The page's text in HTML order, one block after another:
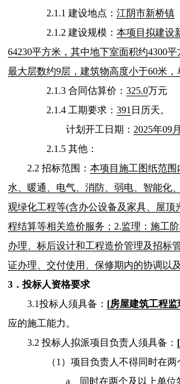
2.1.1 建设地点： 江阴市新桥镇
2.1.2 建设规模： 本项目拟建设
64230平方米，其中地下室面积约4300
最大层数约9层，建筑物高度小于60米
2.1.3 合同估算价： 325.0万元
2.1.4 工期要求： 391 日历天。
计划开工日期： 2025年09
2.1.5 其他：
2.2 招标范围： 本项目施工图纸范
水、暖通、电气、消防、弱电、智能化
观绿化工程等(含办公设备及家具、屋
程结算等相关造价服务；2.监理：施工
办理、标后设计和工程造价管理及招标
证办理、交付使用、保修期内的协调以
3．投标人资格要求
3.1投标人须具备： [房屋建筑工程
应的施工能力。
3.2 投标人拟派项目负责人须具备：
（1）项目负责人不得同时在
a、同时在两个及以上单